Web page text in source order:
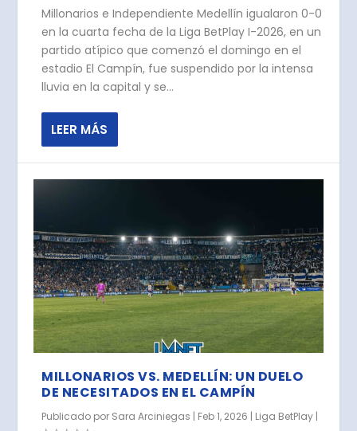
Millonarios e Independiente Medellín igualaron 0-0
en la cuarta fecha de la Liga BetPlay I-2026, en un
partido atípico que comenzó el domingo en el
estadio El Campín, fue suspendido por la intensa
lluvia en la capital y se...
LEER MÁS
MILLONARIOS VS. MEDELLÍN: UN DUELO
DE NECESITADOS EN EL CAMPÍN
Publicado por Sara Arciniegas | Feb 1, 2026 | Liga BetPlay |